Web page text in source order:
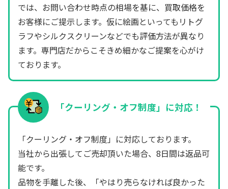
では、お問い合わせ時点の相場を基に、買取価格を
お客様にご提示します。仮に絵画といってもリトグ
ラフやシルクスクリーンなどでも評価方法が異なり
ます。専門店だからこそきめ細かなご提案を心がけ
ております。
「クーリング・オフ制度」に対応！
「クーリング・オフ制度」に対応しております。
当社から出張してご売却頂いた場合、8日間は返品可
能です。
品物を手離した後、「やはり売らなければ良かった